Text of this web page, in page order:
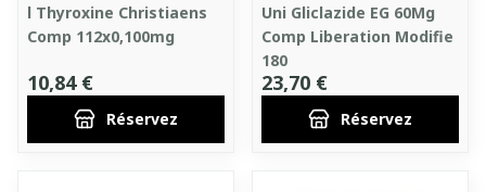
l Thyroxine Christiaens
Comp 112x0,100mg
10,84 €
Réservez
Uni Gliclazide EG 60Mg
Comp Liberation Modifie
180
23,70 €
Réservez